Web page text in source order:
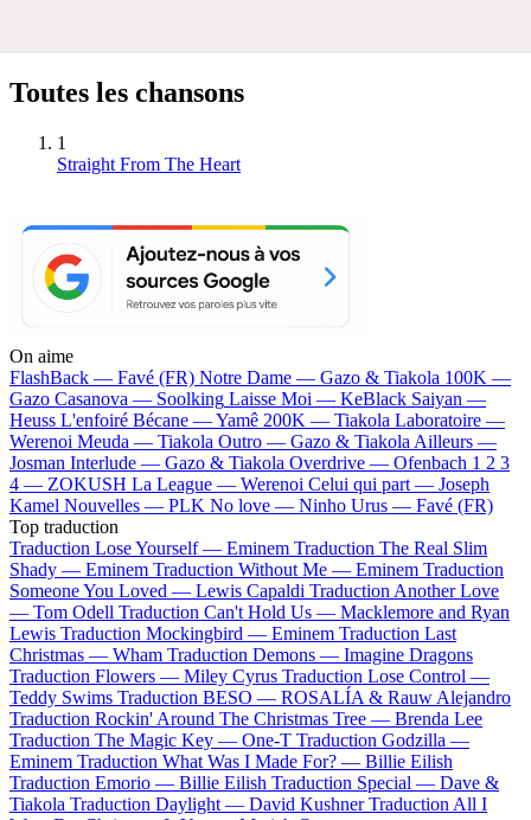
Toutes les chansons
1
Straight From The Heart
On aime
FlashBack — Favé (FR) Notre Dame — Gazo & Tiakola 100K —
Gazo Casanova — Soolking Laisse Moi — KeBlack Saiyan —
Heuss L'enfoiré Bécane —Yamê 200K — Tiakola Laboratoire —
Werenoi Meuda — Tiakola Outro — Gazo & Tiakola Ailleurs —
Josman Interlude — Gazo & Tiakola Overdrive — Ofenbach 1 2 3
4 — ZOKUSH La League — Werenoi Celui qui part — Joseph
Kamel Nouvelles — PLK No love — Ninho Urus — Favé (FR)
Top traduction
Traduction Lose Yourself — Eminem Traduction The Real Slim
Shady — Eminem Traduction Without Me — Eminem Traduction
Someone You Loved — Lewis Capaldi Traduction Another Love
— Tom Odell Traduction Can't Hold Us — Macklemore and Ryan
Lewis Traduction Mockingbird — Eminem Traduction Last
Christmas — Wham Traduction Demons — Imagine Dragons
Traduction Flowers — Miley Cyrus Traduction Lose Control —
Teddy Swims Traduction BESO — ROSALÍA & Rauw Alejandro
Traduction Rockin' Around The Christmas Tree — Brenda Lee
Traduction The Magic Key — One-T Traduction Godzilla —
Eminem Traduction What Was I Made For? — Billie Eilish
Traduction Emorio — Billie Eilish Traduction Special — Dave &
Tiakola Traduction Daylight — David Kushner Traduction All I